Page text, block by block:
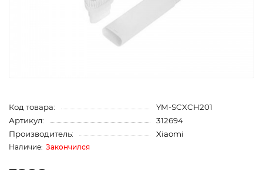
Код товара:
YM-SCXCH201
Артикул:
312694
Производитель:
Xiaomi
Закончился